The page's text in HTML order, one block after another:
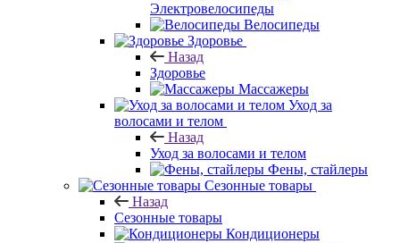
Электровелосипеды
Велосипеды
Здоровье
Назад
Здоровье
Массажеры
Уход за
волосами и телом
Назад
Уход за волосами и телом
Фены, стайлеры
Сезонные товары
Назад
Сезонные товары
Кондиционеры